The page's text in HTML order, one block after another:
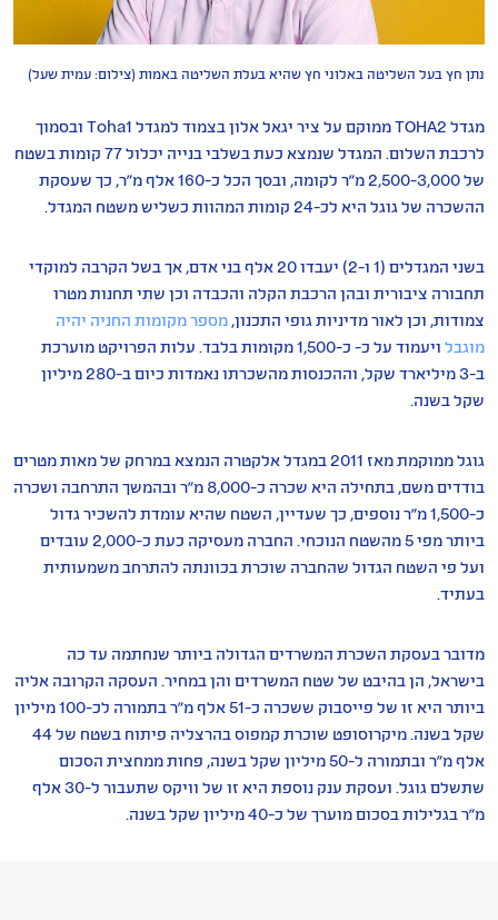
נתן חץ בעל השליטה באלוני חץ שהיא בעלת השליטה באמות (צילום: עמית שעל)
מגדל TOHA2 ממוקם על ציר יגאל אלון בצמוד למגדל Toha1 ובסמוך
לרכבת השלום. המגדל שנמצא כעת בשלבי בנייה יכלול 77 קומות בשטח
של 2,500-3,000 מ"ר לקומה, ובסך הכל כ-160 אלף מ"ר, כך שעסקת
ההשכרה של גוגל היא לכ-24 קומות המהוות כשליש משטח המגדל.
בשני המגדלים (1 ו-2) יעבדו 20 אלף בני אדם, אך בשל הקרבה למוקדי
תחבורה ציבורית ובהן הרכבת הקלה והכבדה וכן שתי תחנות מטרו
צמודות, וכן לאור מדיניות גופי התכנון, מספר מקומות החניה יהיה
מוגבל
ויעמוד על כ- כ-1,500 מקומות בלבד. עלות הפרויקט מוערכת
ב-3 מיליארד שקל, וההכנסות מהשכרתו נאמדות כיום ב-280 מיליון
שקל בשנה.
גוגל ממוקמת מאז 2011 במגדל אלקטרה הנמצא במרחק של מאות מטרים
בודדים משם, בתחילה היא שכרה כ-8,000 מ"ר ובהמשך התרחבה ושכרה
כ-1,500 מ"ר נוספים, כך שעדיין, השטח שהיא עומדת להשכיר גדול
ביותר מפי 5 מהשטח הנוכחי. החברה מעסיקה כעת כ-2,000 עובדים
ועל פי השטח הגדול שהחברה שוכרת בכוונתה להתרחב משמעותית
בעתיד.
מדובר בעסקת השכרת המשרדים הגדולה ביותר שנחתמה עד כה
בישראל, הן בהיבט של שטח המשרדים והן במחיר. העסקה הקרובה אליה
ביותר היא זו של פייסבוק ששכרה כ-51 אלף מ"ר בתמורה לכ-100 מיליון
שקל בשנה. מיקרוסופט שוכרת קמפוס בהרצליה פיתוח בשטח של 44
אלף מ"ר ובתמורה ל-50 מיליון שקל בשנה, פחות ממחצית הסכום
שתשלם גוגל. ועסקת ענק נוספת היא זו של וויקס שתעבור ל-30 אלף
מ"ר בגלילות בסכום מוערך של כ-40 מיליון שקל בשנה.